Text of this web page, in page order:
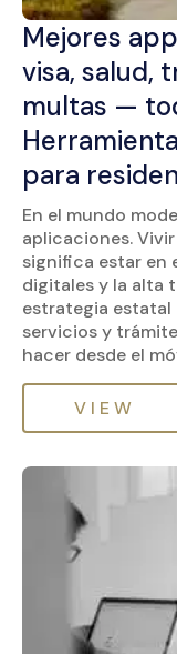
Mejores
visa, salud,
multas —
para
En el mundo
aplicaciones.
significa estar en
digitales y la alta
estrategia estatal
servicios y
hacer desde el
VIEW